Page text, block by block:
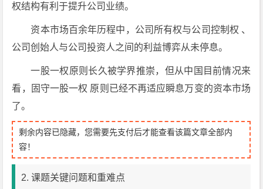
权结构有利于提升公司业绩。
资本市场百余年历程中，公司所有权与公司控制权 、
公司创始人与公司投资人之间的利益博弈从未停息。
一股一权原则长久被学界推崇，但从中国目前情况来
看，固守一股一权 原则已经不再适应瞬息万变的资本市场
了。
剩余内容已隐藏，您需要先支付后才能查看该篇文章全部内
容！
2. 课题关键问题和重难点